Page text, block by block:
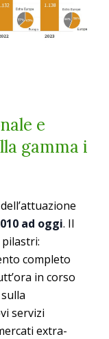
e
gamma i
ad oggi. Il
pilastri:
completo
in corso
servizi
extra-